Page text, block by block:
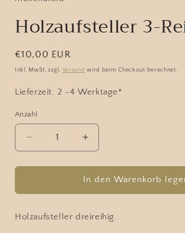
Holzaufsteller 3-
Normaler
Preis
€10,00 EUR
Inkl. MwSt. zzgl. Versand wird beim Checkout berechnet.
Lieferzeit: 2 -4 Werktage*
Anzahl
Verringere
die
Menge
Holzaufsteller
Reihig
Erhöhe
die
Menge
für
Holzaufsteller
Reihig
In den Warenkorb
Holzaufsteller dreireihig.